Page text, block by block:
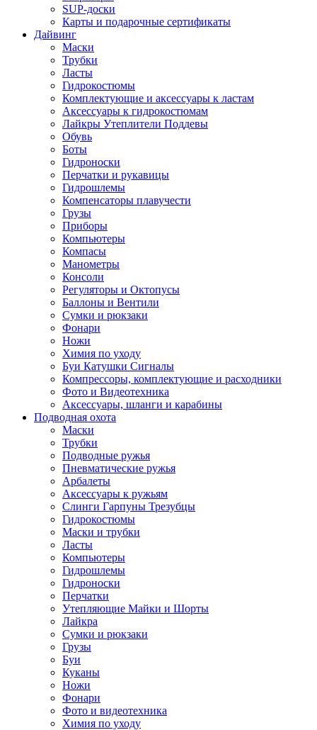
SUP-доски
Карты и подарочные сертификаты
Дайвинг
Маски
Трубки
Ласты
Гидрокостюмы
Комплектующие и аксессуары к ластам
Аксессуары к гидрокостюмам
Лайкры Утеплители Поддевы
Обувь
Боты
Гидроноски
Перчатки и рукавицы
Гидрошлемы
Компенсаторы плавучести
Грузы
Приборы
Компьютеры
Компасы
Манометры
Консоли
Регуляторы и Октопусы
Баллоны и Вентили
Сумки и рюкзаки
Фонари
Ножи
Химия по уходу
Буи Катушки Сигналы
Компрессоры, комплектующие и расходники
Фото и Видеотехника
Аксессуары, шланги и карабины
Подводная охота
Маски
Трубки
Подводные ружья
Пневматические ружья
Арбалеты
Аксессуары к ружьям
Слинги Гарпуны Трезубцы
Гидрокостюмы
Маски и трубки
Ласты
Компьютеры
Гидрошлемы
Гидроноски
Перчатки
Утепляющие Майки и Шорты
Лайкра
Сумки и рюкзаки
Грузы
Буи
Куканы
Ножи
Фонари
Фото и видеотехника
Химия по уходу